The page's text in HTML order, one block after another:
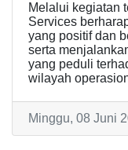
Melalui kegiatan
Services
yang positif dan
serta
yang peduli
wilayah
Minggu, 08 Juni